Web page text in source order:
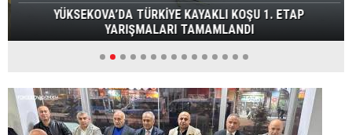
YÜKSEKOVA’DA TÜRKİYE KAYAKLI KOŞU 1. ETAP
YARIŞMALARI TAMAMLANDI